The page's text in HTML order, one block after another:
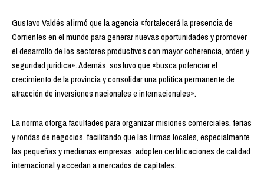
Gustavo Valdés afirmó que la agencia «fortalecerá la presencia de
Corrientes en el mundo para generar nuevas oportunidades y promover
el desarrollo de los sectores productivos con mayor coherencia, orden y
seguridad jurídica». Además, sostuvo que «busca potenciar el
crecimiento de la provincia y consolidar una política permanente de
atracción de inversiones nacionales e internacionales».
La norma otorga facultades para organizar misiones comerciales, ferias
y rondas de negocios, facilitando que las firmas locales, especialmente
las pequeñas y medianas empresas, adopten certificaciones de calidad
internacional y accedan a mercados de capitales.